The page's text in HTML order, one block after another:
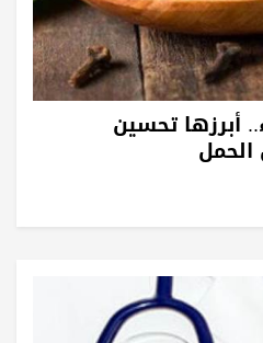
أبرزها تحسين